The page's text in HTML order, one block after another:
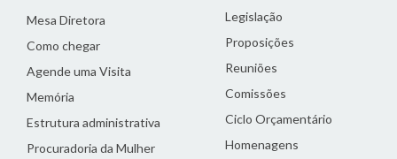
Mesa Diretora
Como chegar
Agende uma Visita
Memória
Estrutura administrativa
Procuradoria da Mulher
Legislação
Proposições
Reuniões
Comissões
Ciclo Orçamentário
Homenagens